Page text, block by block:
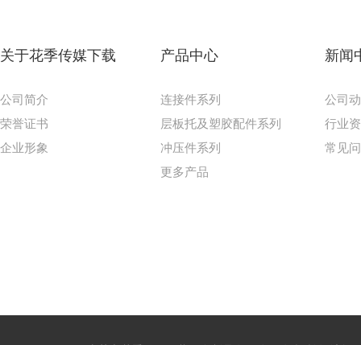
关于花季传媒下载
公司简介
荣誉证书
企业形象
产品中心
连接件系列
层板托及塑胶配件系列
冲压件系列
更多产品
新闻
公司
行业
常见